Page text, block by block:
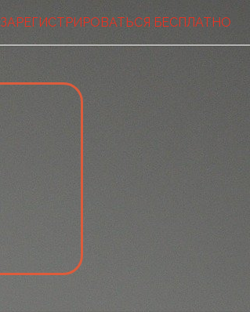
ЗАРЕГИСТРИРОВАТЬСЯ БЕСПЛАТНО